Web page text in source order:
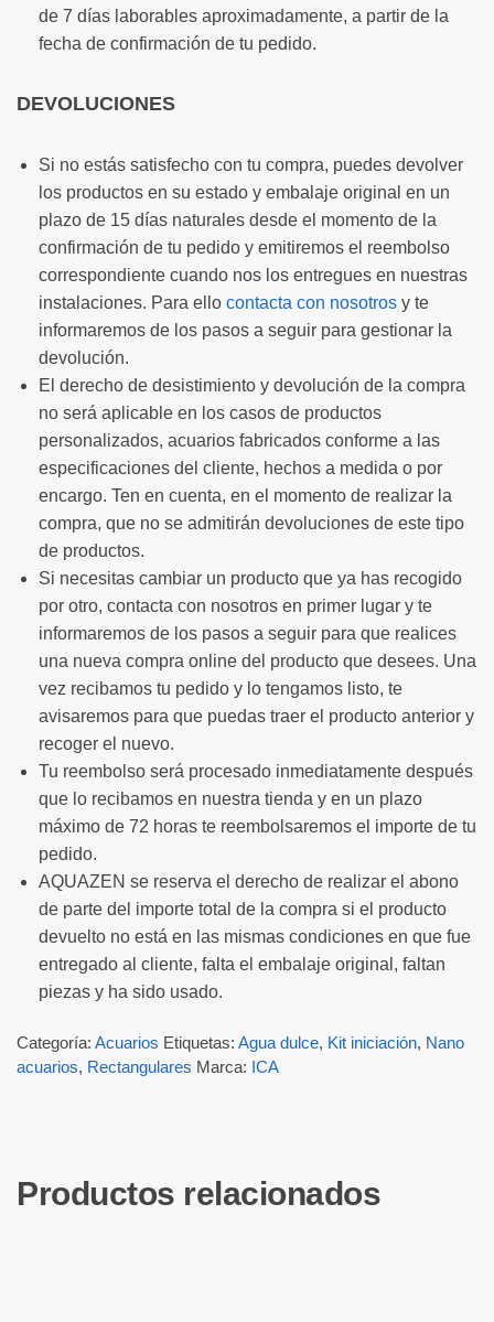
de 7 días laborables aproximadamente, a partir de la
fecha de confirmación de tu pedido.
DEVOLUCIONES
Si no estás satisfecho con tu compra, puedes devolver
los productos en su estado y embalaje original en un
plazo de 15 días naturales desde el momento de la
confirmación de tu pedido y emitiremos el reembolso
correspondiente cuando nos los entregues en nuestras
instalaciones. Para ello contacta con nosotros y te
informaremos de los pasos a seguir para gestionar la
devolución.
El derecho de desistimiento y devolución de la compra
no será aplicable en los casos de productos
personalizados, acuarios fabricados conforme a las
especificaciones del cliente, hechos a medida o por
encargo. Ten en cuenta, en el momento de realizar la
compra, que no se admitirán devoluciones de este tipo
de productos.
Si necesitas cambiar un producto que ya has recogido
por otro, contacta con nosotros en primer lugar y te
informaremos de los pasos a seguir para que realices
una nueva compra online del producto que desees. Una
vez recibamos tu pedido y lo tengamos listo, te
avisaremos para que puedas traer el producto anterior y
recoger el nuevo.
Tu reembolso será procesado inmediatamente después
que lo recibamos en nuestra tienda y en un plazo
máximo de 72 horas te reembolsaremos el importe de tu
pedido.
AQUAZEN se reserva el derecho de realizar el abono
de parte del importe total de la compra si el producto
devuelto no está en las mismas condiciones en que fue
entregado al cliente, falta el embalaje original, faltan
piezas y ha sido usado.
Categoría: Acuarios Etiquetas: Agua dulce, Kit iniciación, Nano
acuarios, Rectangulares Marca: ICA
Productos relacionados